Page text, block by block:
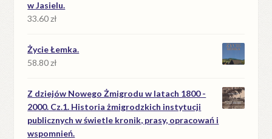
w Jasielu.
33.60zł
Życie Łemka.
58.80zł
Z dziejów Nowego Żmigrodu w latach 1800 -
2000. Cz.1. Historia żmigrodzkich instytucji
publicznych w świetle kronik, prasy, opracowań i
wspomnień.